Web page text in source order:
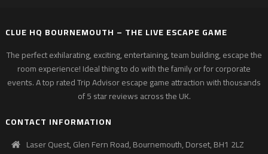
CLUE HQ BOURNEMOUTH – THE LIVE ESCAPE GAME
The perfect exhilarating, exciting, entertaining, team building, escape the
room experience! Ideal thing to do with the family or for corporate
events. A top rated Trip Advisor escape game attraction with thousands
of 5 star reviews across the UK.
CONTACT INFORMATION
Laser Quest, Glen Fern Road, Bournemouth, Dorset, BH1 2LZ